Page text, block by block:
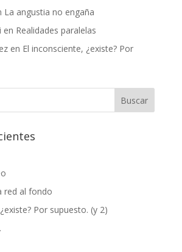
La angustia no engaña
en Realidades paralelas
en El inconsciente, ¿existe? Por
red al fondo
Por supuesto. (y 2)